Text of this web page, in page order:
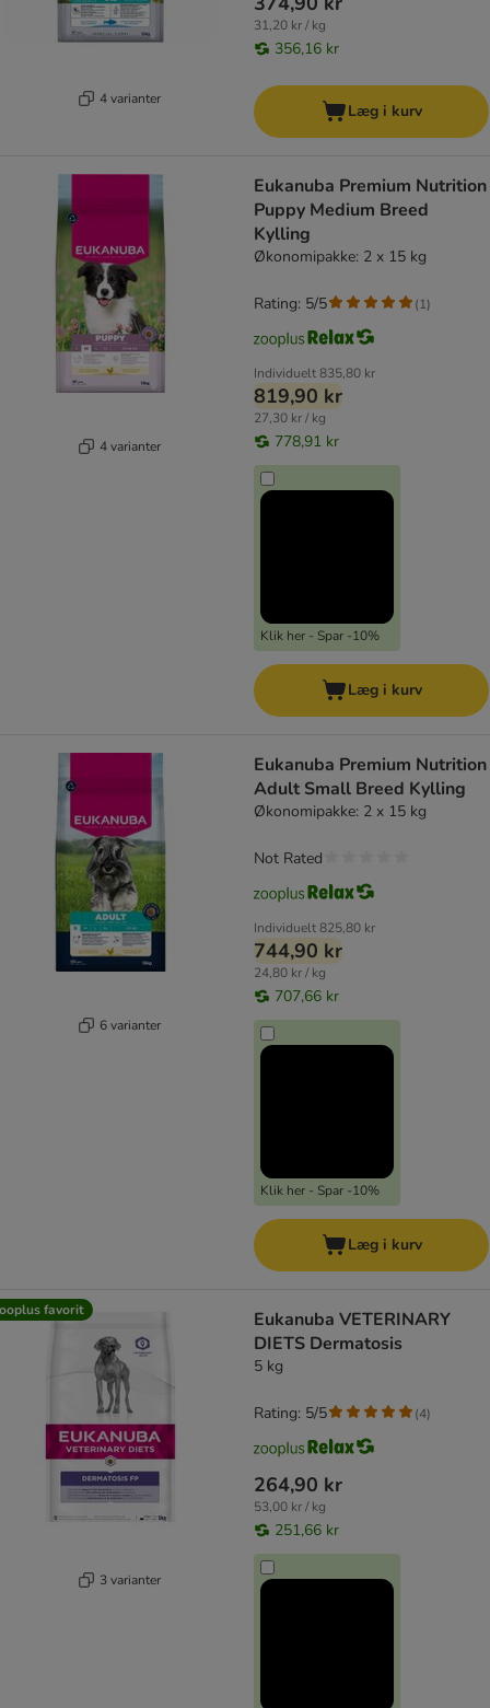
4 varianter
31,20 kr / kg
356,16 kr
Læg i kurv
4 varianter
Eukanuba Premium Nutrition
Puppy Medium Breed
Kylling
Økonomipakke: 2 x 15 kg
Individuelt835,80 kr
819,90 kr
27,30 kr / kg
778,91 kr
Klik her - Spar -10%
Rating: 5/5 (1)
Læg i kurv
6 varianter
Eukanuba Premium Nutrition
Adult Small Breed Kylling
Økonomipakke: 2 x 15 kg
Individuelt825,80 kr
744,90 kr
24,80 kr / kg
707,66 kr
Klik her - Spar -10%
Not Rated
Læg i kurv
favorit
3 varianter
Eukanuba VETERINARY
DIETS Dermatosis
5 kg
264,90 kr
53,00 kr / kg
251,66 kr
Rating: 5/5 (4)